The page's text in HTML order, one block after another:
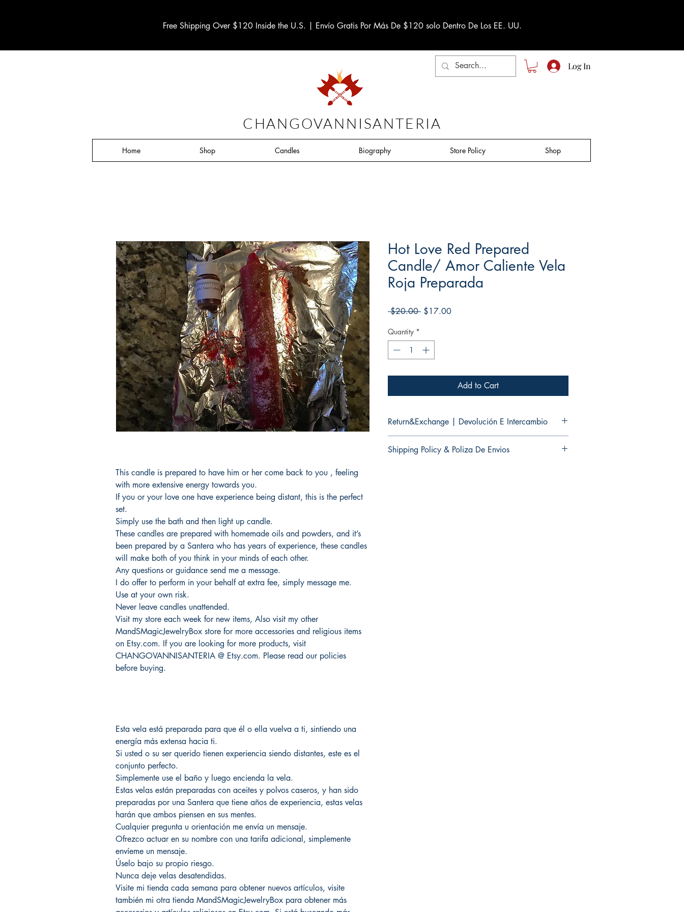
Free Shipping Over $120 Inside the U.S. | Envío Gratis Por Más De $120 solo Dentro De Los EE. UU.
CHANGOVANNISANTERIA
Log In
Home Shop Candles Biography Store Policy Shop
This candle is prepared to have him or her come back to you , feeling
with more extensive energy towards you.
If you or your love one have experience being distant, this is the perfect
set.
Simply use the bath and then light up candle.
These candles are prepared with homemade oils and powders, and it’s
been prepared by a Santera who has years of experience, these candles
will make both of you think in your minds of each other.
Any questions or guidance send me a message.
I do offer to perform in your behalf at extra fee, simply message me.
Use at your own risk.
Never leave candles unattended.
Visit my store each week for new items, Also visit my other
MandSMagicJewelryBox store for more accessories and religious items
on Etsy.com. If you are looking for more products, visit
CHANGOVANNISANTERIA @ Etsy.com. Please read our policies
before buying.
Esta vela está preparada para que él o ella vuelva a ti, sintiendo una
energía más extensa hacia ti.
Si usted o su ser querido tienen experiencia siendo distantes, este es el
conjunto perfecto.
Simplemente use el baño y luego encienda la vela.
Estas velas están preparadas con aceites y polvos caseros, y han sido
preparadas por una Santera que tiene años de experiencia, estas velas
harán que ambos piensen en sus mentes.
Cualquier pregunta u orientación me envía un mensaje.
Ofrezco actuar en su nombre con una tarifa adicional, simplemente
envíeme un mensaje.
Úselo bajo su propio riesgo.
Nunca deje velas desatendidas.
Visite mi tienda cada semana para obtener nuevos artículos, visite
también mi otra tienda MandSMagicJewelryBox para obtener más
Hot Love Red Prepared
Candle/ Amor Caliente Vela
Roja Preparada
$20.00 Regular
$17.00Sale
Quantity *
Add to Cart
Return&Exchange | Devolución E Intercambio
No hay devoluciones ni cambios en ninguno de mis
Shipping Policy & Poliza De Envios